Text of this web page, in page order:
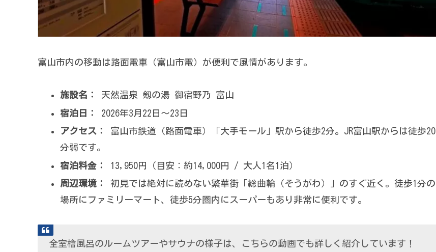
富山市内の移動は路面電車（富山市電）が便利で風情があります。
施設名：
天然温泉 剱の湯 御宿野乃 富山
宿泊日：
2026年3月22日〜23日
アクセス：
富山市鉄道（路面電車）「大手モール」駅から徒歩2分。JR富山駅からは徒歩20
分弱です。
宿泊料金：
13,950円（目安：約14,000円 / 大人1名1泊）
周辺環境：
初見では絶対に読めない繁華街「総曲輪（そうがわ）」のすぐ近く。徒歩1分の
場所にファミリーマート、徒歩5分圏内にスーパーもあり非常に便利です。
全室檜風呂のルームツアーやサウナの様子は、こちらの動画でも詳しく紹介しています！